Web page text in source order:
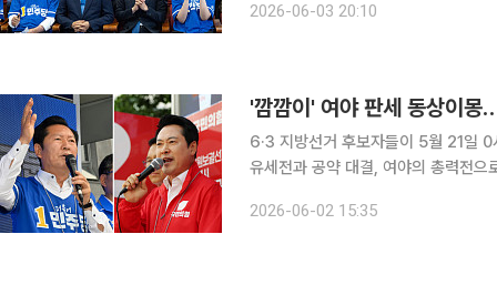
원들이 모인 3열에서 작은 환호와 박
2026-06-03 20:10
6·3 지방선거 후보자들이 5월 21일
유세전과 공약 대결, 여야의 총력전으
정부 출범 이후 처음 치러지는 전국
2026-06-02 15:35